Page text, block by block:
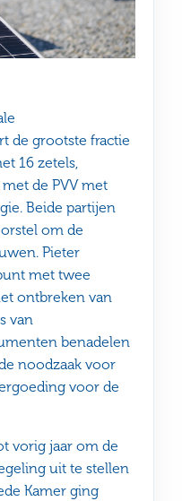
de grootste fractie
16 zetels,
de PVV met
Beide partijen
om de
Pieter
met twee
ontbreken van
van
benadelen
noodzaak voor
voor de
vorig jaar om de
uit te stellen
Kamer ging